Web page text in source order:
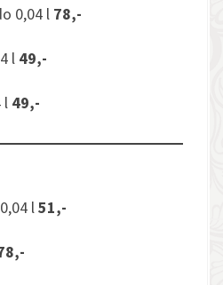
0,04 l 78,-
l 49,-
l 49,-
l51,-